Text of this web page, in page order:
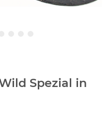
Spezial in